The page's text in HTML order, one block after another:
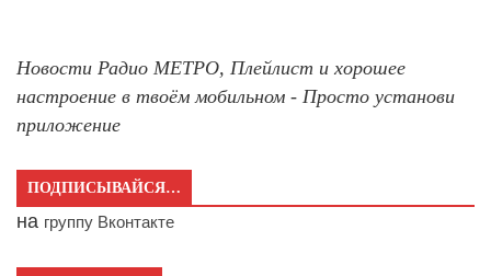
Новости Радио МЕТРО, Плейлист и хорошее
настроение в твоём мобильном - Просто установи
приложение
ПОДПИСЫВАЙСЯ…
на группу Вконтакте